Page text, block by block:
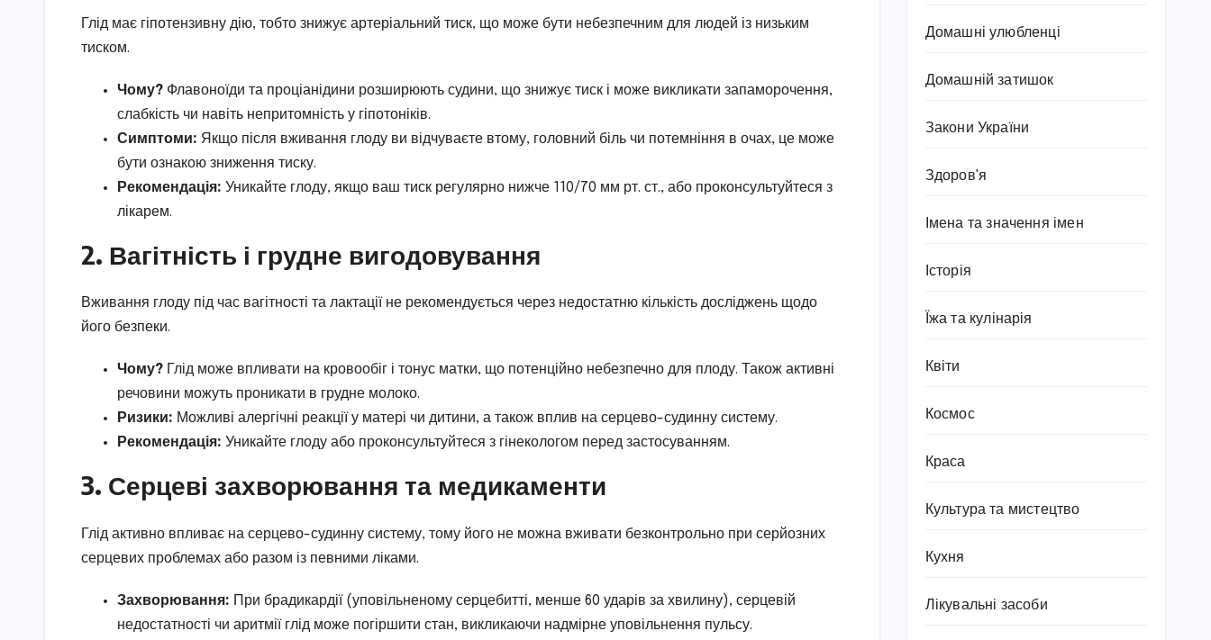
Глід має гіпотензивну дію, тобто знижує артеріальний тиск, що може бути небезпечним для людей із низьким
тиском.
Чому? Флавоноїди та проціанідини розширюють судини, що знижує тиск і може викликати запаморочення,
слабкість чи навіть непритомність у гіпотоніків.
Симптоми: Якщо після вживання глоду ви відчуваєте втому, головний біль чи потемніння в очах, це може
бути ознакою зниження тиску.
Рекомендація: Уникайте глоду, якщо ваш тиск регулярно нижче 110/70 мм рт. ст., або проконсультуйтеся з
лікарем.
2. Вагітність і грудне вигодовування
Вживання глоду під час вагітності та лактації не рекомендується через недостатню кількість досліджень щодо
його безпеки.
Чому? Глід може впливати на кровообіг і тонус матки, що потенційно небезпечно для плоду. Також активні
речовини можуть проникати в грудне молоко.
Ризики: Можливі алергічні реакції у матері чи дитини, а також вплив на серцево-судинну систему.
Рекомендація: Уникайте глоду або проконсультуйтеся з гінекологом перед застосуванням.
3. Серцеві захворювання та медикаменти
Глід активно впливає на серцево-судинну систему, тому його не можна вживати безконтрольно при серйозних
серцевих проблемах або разом із певними ліками.
Захворювання: При брадикардії (уповільненому серцебитті, менше 60 ударів за хвилину), серцевій
недостатності чи аритмії глід може погіршити стан, викликаючи надмірне уповільнення пульсу.
Домашні улюбленці
Домашній затишок
Закони України
Здоров'я
Імена та значення імен
Історія
Їжа та кулінарія
Квіти
Космос
Краса
Культура та мистецтво
Кухня
Лікувальні засоби